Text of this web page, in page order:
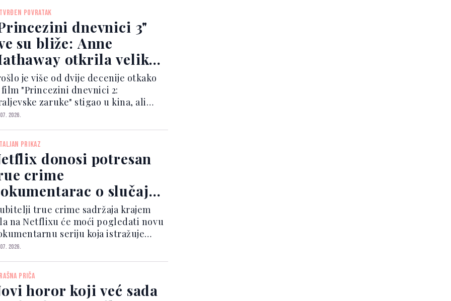
klasik.
POVRATAK
dnevnici 3"
su bliže: Anne
otkrila velike
o filmu koji svi
je više od dvije decenije otkako
"Princezini dnevnici 2:
zaruke" stigao u kina, ali
publike za nastavak ni danas
2026.
PRIKAZ
donosi potresan
crime
o slučaju
je šokirao Ameriku
true crime sadržaja krajem
na Netflixu će moći pogledati novu
seriju koja istražuje
od najšokantnijih zločina
2026.
PRIČA
horor koji već sada